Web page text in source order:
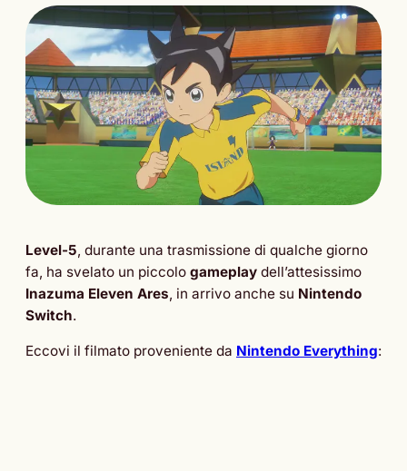
Level-5, durante una trasmissione di qualche giorno
fa, ha svelato un piccolo gameplay dell’attesissimo
Inazuma Eleven Ares, in arrivo anche su Nintendo
Switch.
Eccovi il filmato proveniente da Nintendo Everything: